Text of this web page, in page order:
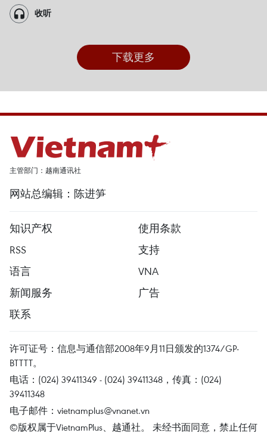
收听
下载更多
主管部门：越南通讯社
网站总编辑：陈进笋
知识产权
使用条款
RSS
支持
语言
VNA
新闻服务
广告
联系
许可证号：信息与通信部2008年9月11日颁发的1374/GP-
BTTTT。
电话：(024) 39411349 - (024) 39411348，传真：(024)
39411348
电子邮件： vietnamplus@vnanet.vn
©版权属于VietnamPlus、越通社。 未经书面同意，禁止任何